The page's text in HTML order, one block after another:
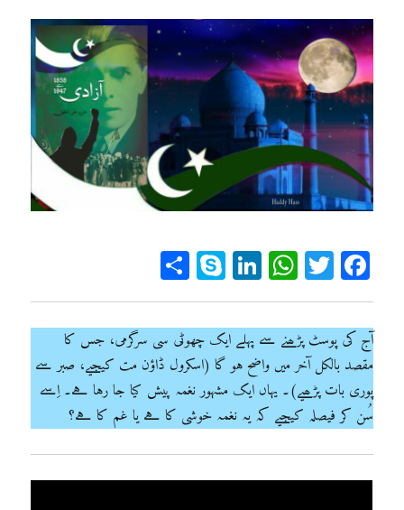
Fa
ce
bo
ok
T
wi
tt
er
W
ha
ts
A
pp
Li
n
ke
dI
n
Sk
yp
e
ar
e
آج کی پوسٹ پڑھنے سے پہلے ایک چھوٹی سی سرگرمی، جس کا
مقصد بالکل آخر میں واضح ہو گا (اسکرول ڈاؤن مت کیجیے، صبر سے
پوری بات پڑھیے)۔ یہاں ایک مشہور نغمہ پیش کیا جا رہا ہے۔ اِسے
سُن کر فیصلہ کیجیے کہ یہ نغمہ خوشی کا ہے یا غم کا ہے؟